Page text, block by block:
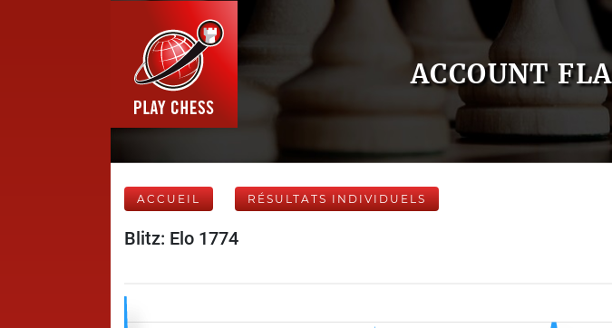
ACCOUNT
ACCUEIL RÉSULTATS INDIVIDUELS
Blitz: Elo 1774